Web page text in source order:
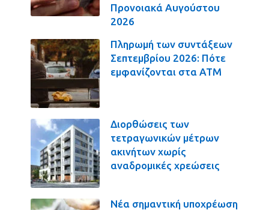
Προνοιακά Αυγούστου
2026
Πληρωμή των συντάξεων
Σεπτεμβρίου 2026: Πότε
εμφανίζονται στα ΑΤΜ
Διορθώσεις των
τετραγωνικών μέτρων
ακινήτων χωρίς
αναδρομικές χρεώσεις
Νέα σημαντική υποχρέωση